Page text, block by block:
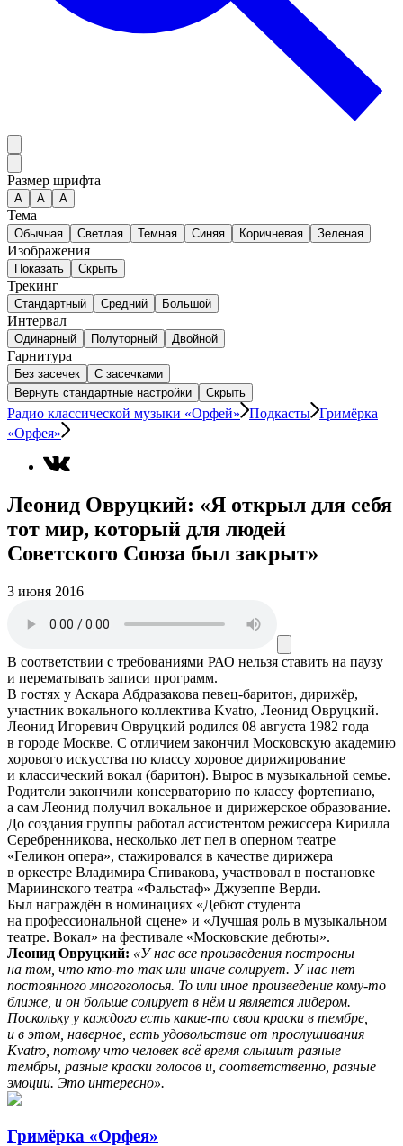
Размер шрифта
А A A
Тема
Обычная Светлая Темная Синяя Коричневая Зеленая
Изображения
Показать Скрыть
Трекинг
Стандартный Средний Большой
Интервал
Одинарный Полуторный Двойной
Гарнитура
Без засечек
С засечками
Вернуть стандартные настройки
Скрыть
Радио классической музыки «Орфей» Подкасты Гримёрка
«Орфея»
Леонид Овруцкий: «Я открыл для себя
тот мир, который для людей
Советского Союза был закрыт»
3 июня 2016
В соответствии с требованиями РАО нельзя ставить на паузу
и перематывать записи программ.
В гостях у Аскара Абдразакова певец-баритон, дирижёр,
участник вокального коллектива Kvatro, Леонид Овруцкий.
Леонид Игоревич Овруцкий родился 08 августа 1982 года
в городе Москве. С отличием закончил Московскую академию
хорового искусства по классу хоровое дирижирование
и классический вокал (баритон). Вырос в музыкальной семье.
Родители закончили консерваторию по классу фортепиано,
а сам Леонид получил вокальное и дирижерское образование.
До создания группы работал ассистентом режиссера Кирилла
Серебренникова, несколько лет пел в оперном театре
«Геликон опера», стажировался в качестве дирижера
в оркестре Владимира Спивакова, участвовал в постановке
Мариинского театра «Фальстаф» Джузеппе Верди.
Был награждён в номинациях «Дебют студента
на профессиональной сцене» и «Лучшая роль в музыкальном
театре. Вокал» на фестивале «Московские дебюты».
Леонид Овруцкий: «У нас все произведения построены
на том, что кто-то так или иначе солирует. У нас нет
постоянного многоголосья. То или иное произведение кому-то
ближе, и он больше солирует в нём и является лидером.
Поскольку у каждого есть какие-то свои краски в тембре,
и в этом, наверное, есть удовольствие от прослушивания
Kvatro, потому что человек всё время слышит разные
тембры, разные краски голосов и, соответственно, разные
эмоции. Это интересно».
Гримёрка «Орфея»